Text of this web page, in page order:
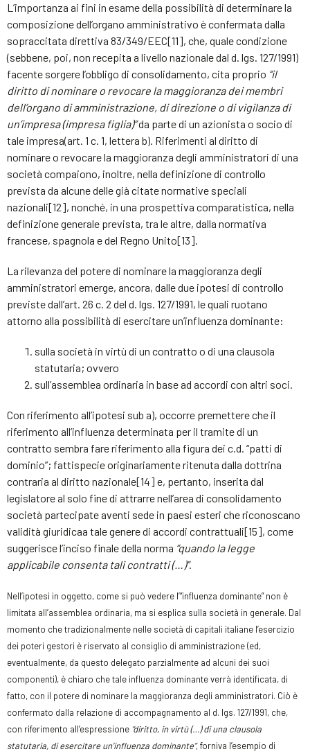
L’importanza ai fini in esame della possibilità di determinare la
composizione dell’organo amministrativo è confermata dalla
sopraccitata direttiva 83/349/EEC[11], che, quale condizione
(sebbene, poi, non recepita a livello nazionale dal d. lgs. 127/1991)
facente sorgere l’obbligo di consolidamento, cita proprio “il
diritto di nominare o revocare la maggioranza dei membri
dell’organo di amministrazione, di direzione o di vigilanza di
un’impresa (impresa figlia)”da parte di un azionista o socio di
tale impresa(art. 1 c. 1, lettera b). Riferimenti al diritto di
nominare o revocare la maggioranza degli amministratori di una
società compaiono, inoltre, nella definizione di controllo
prevista da alcune delle già citate normative speciali
nazionali[12], nonché, in una prospettiva comparatistica, nella
definizione generale prevista, tra le altre, dalla normativa
francese, spagnola e del Regno Unito[13].
La rilevanza del potere di nominare la maggioranza degli
amministratori emerge, ancora, dalle due ipotesi di controllo
previste dall’art. 26 c. 2 del d. lgs. 127/1991, le quali ruotano
attorno alla possibilità di esercitare un’influenza dominante:
sulla società in virtù di un contratto o di una clausola
statutaria; ovvero
sull’assemblea ordinaria in base ad accordi con altri soci.
Con riferimento all’ipotesi sub a), occorre premettere che il
riferimento all’influenza determinata per il tramite di un
contratto sembra fare riferimento alla figura dei c.d. “patti di
dominio”; fattispecie originariamente ritenuta dalla dottrina
contraria al diritto nazionale[14] e, pertanto, inserita dal
legislatore al solo fine di attrarre nell’area di consolidamento
società partecipate aventi sede in paesi esteri che riconoscano
validità giuridicaa tale genere di accordi contrattuali[15], come
suggerisce l’inciso finale della norma “quando la legge
applicabile consenta tali contratti (…)”.
Nell’ipotesi in oggetto, come si può vedere l’”influenza dominante” non è
limitata all’assemblea ordinaria, ma si esplica sulla società in generale. Dal
momento che tradizionalmente nelle società di capitali italiane l’esercizio
dei poteri gestori è riservato al consiglio di amministrazione (ed,
eventualmente, da questo delegato parzialmente ad alcuni dei suoi
componenti), è chiaro che tale influenza dominante verrà identificata, di
fatto, con il potere di nominare la maggioranza degli amministratori. Ciò è
confermato dalla relazione di accompagnamento al d. lgs. 127/1991, che,
con riferimento all’espressione “diritto, in virtù (…) di una clausola
statutaria, di esercitare un’influenza dominante”, forniva l’esempio di